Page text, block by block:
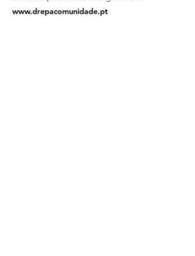
www.drepacomunidade.pt